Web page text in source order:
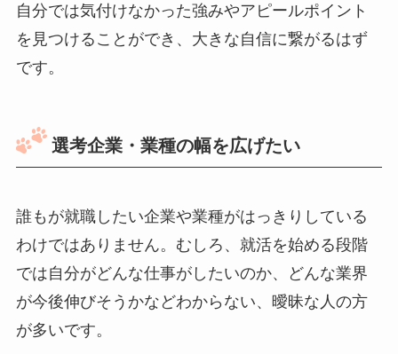
自分では気付けなかった強みやアピールポイント
を見つけることができ、大きな自信に繋がるはず
です。
選考企業・業種の幅を広げたい
誰もが就職したい企業や業種がはっきりしている
わけではありません。むしろ、就活を始める段階
では自分がどんな仕事がしたいのか、どんな業界
が今後伸びそうかなどわからない、曖昧な人の方
が多いです。